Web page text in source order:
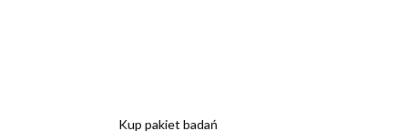
Kup pakiet badań